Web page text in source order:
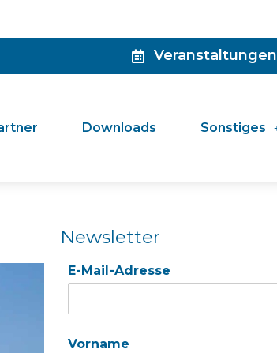
Veranstaltungen
Downloads Sonstiges
Newsletter
E-Mail-Adresse
Vorname